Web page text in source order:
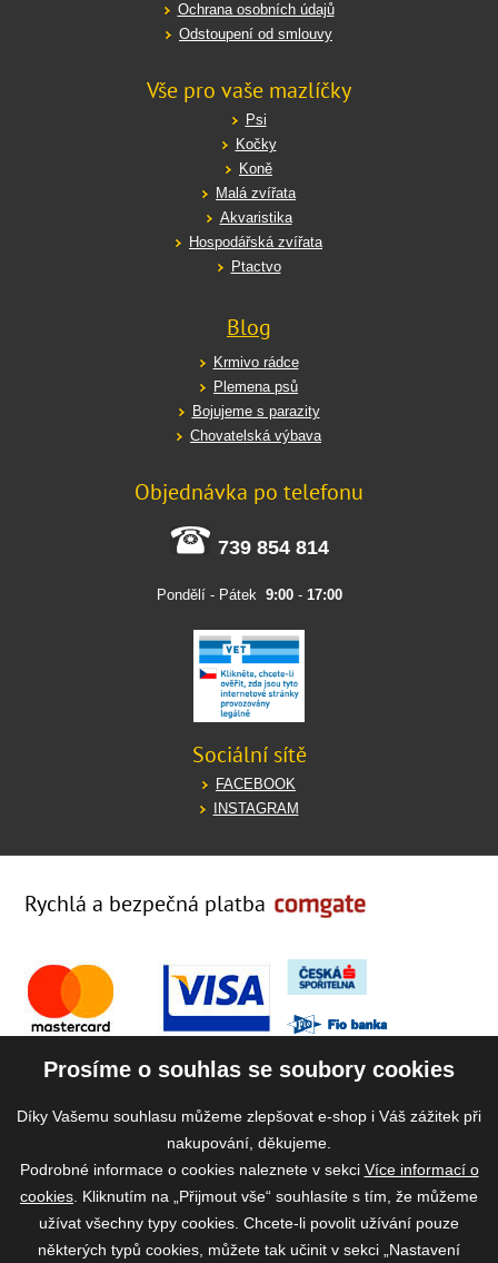
Ochrana osobních údajů
Odstoupení od smlouvy
Vše pro vaše mazlíčky
Psi
Kočky
Koně
Malá zvířata
Akvaristika
Hospodářská zvířata
Ptactvo
Blog
Krmivo rádce
Plemena psů
Bojujeme s parazity
Chovatelská výbava
Objednávka po telefonu
739 854 814
Pondělí - Pátek 9:00- 17:00
Sociální sítě
FACEBOOK
INSTAGRAM
Rychlá a bezpečná platba
Prosíme o souhlas se soubory cookies
Díky Vašemu souhlasu můžeme zlepšovat e-shop i Váš zážitek při
nakupování, děkujeme.
Podrobné informace o cookies naleznete v sekci Více informací o
cookies . Kliknutím na „Přijmout vše“ souhlasíte s tím, že můžeme
užívat všechny typy cookies. Chcete-li povolit užívání pouze
některých typů cookies, můžete tak učinit v sekci „Nastavení